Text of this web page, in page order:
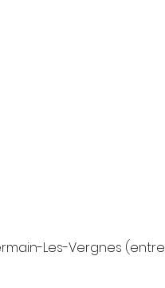
Les-Vergnes (entre